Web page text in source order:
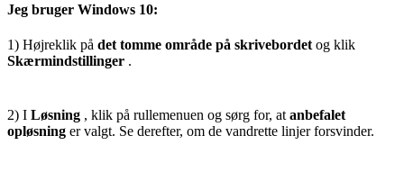
Jeg bruger Windows 10:
1) Højreklik på det tomme område på skrivebordet og klik
Skærmindstillinger .
2) I Løsning , klik på rullemenuen og sørg for, at anbefalet
opløsning er valgt. Se derefter, om de vandrette linjer forsvinder.